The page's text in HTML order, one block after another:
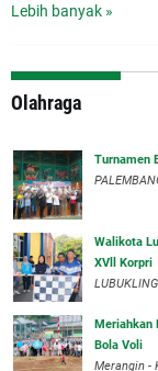
Lebih banyak »
Olahraga
Turnamen
Walikota
XVll Korpri
Meriahkan
Bola Voli
Merangin -